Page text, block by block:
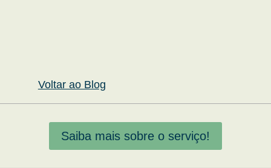
Voltar ao Blog
Saiba mais sobre o serviço!